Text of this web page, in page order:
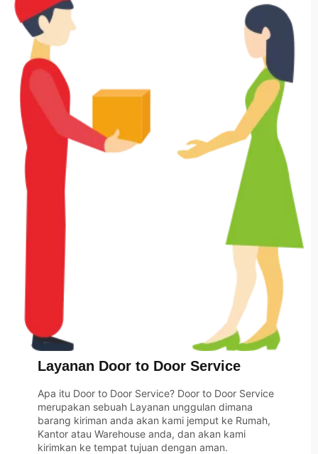
Layanan Door to Door Service
Apa itu Door to Door Service? Door to Door Service
merupakan sebuah Layanan unggulan dimana
barang kiriman anda akan kami jemput ke Rumah,
Kantor atau Warehouse anda, dan akan kami
kirimkan ke tempat tujuan dengan aman.